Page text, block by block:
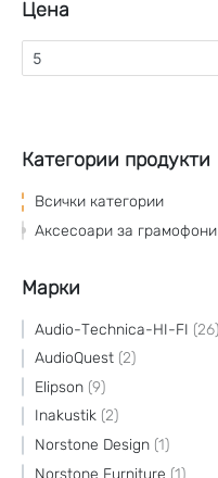
Цена
Категории продукти
Всички категории
Аксесоари за грамофони
Марки
Audio-Technica-HI-FI 26
AudioQuest 2
Elipson 9
Inakustik 2
Norstone Design 1
Norstone Furniture 1